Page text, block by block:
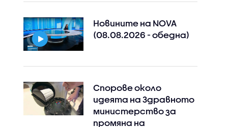
Новините на NOVA
(08.08.2026 - обедна)
Спорове около
идеята на Здравното
министерство за
промяна на